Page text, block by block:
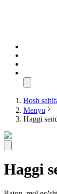
Bosh
Menyu
Haggi
Haggi